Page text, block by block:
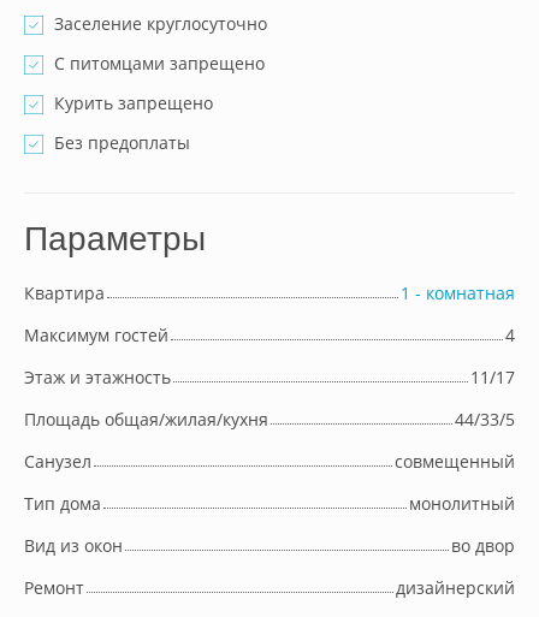
Заселение круглосуточно
С питомцами запрещено
Курить запрещено
Без предоплаты
Параметры
Квартира
1 - комнатная
Максимум гостей
4
Этаж и этажность
11/17
Площадь общая/жилая/кухня
44/33/5
Cанузел
совмещенный
Тип дома
монолитный
Вид из окон
во двор
Ремонт
дизайнерский